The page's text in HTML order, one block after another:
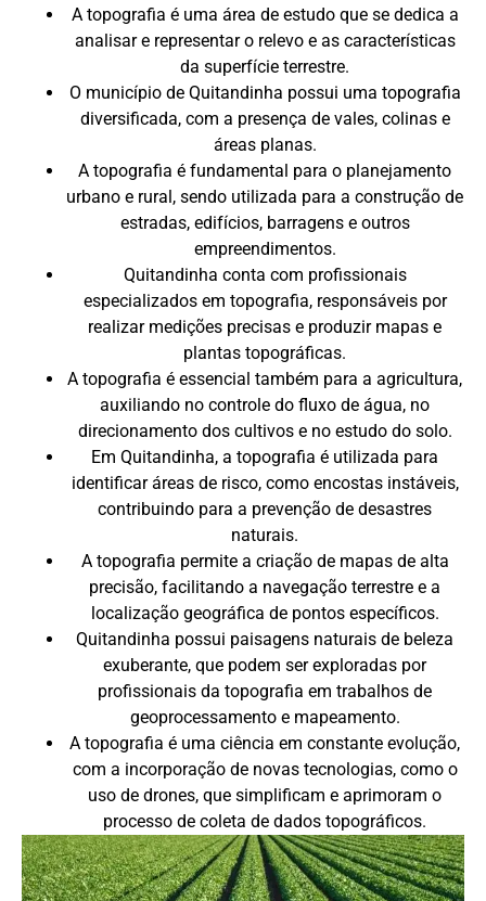
A topografia é uma área de estudo que se dedica a
analisar e representar o relevo e as características
da superfície terrestre.
O município de Quitandinha possui uma topografia
diversificada, com a presença de vales, colinas e
áreas planas.
A topografia é fundamental para o planejamento
urbano e rural, sendo utilizada para a construção de
estradas, edifícios, barragens e outros
empreendimentos.
Quitandinha conta com profissionais
especializados em topografia, responsáveis por
realizar medições precisas e produzir mapas e
plantas topográficas.
A topografia é essencial também para a agricultura,
auxiliando no controle do fluxo de água, no
direcionamento dos cultivos e no estudo do solo.
Em Quitandinha, a topografia é utilizada para
identificar áreas de risco, como encostas instáveis,
contribuindo para a prevenção de desastres
naturais.
A topografia permite a criação de mapas de alta
precisão, facilitando a navegação terrestre e a
localização geográfica de pontos específicos.
Quitandinha possui paisagens naturais de beleza
exuberante, que podem ser exploradas por
profissionais da topografia em trabalhos de
geoprocessamento e mapeamento.
A topografia é uma ciência em constante evolução,
com a incorporação de novas tecnologias, como o
uso de drones, que simplificam e aprimoram o
processo de coleta de dados topográficos.